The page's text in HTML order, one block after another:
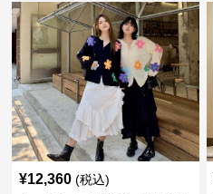
¥12,360 (税込)